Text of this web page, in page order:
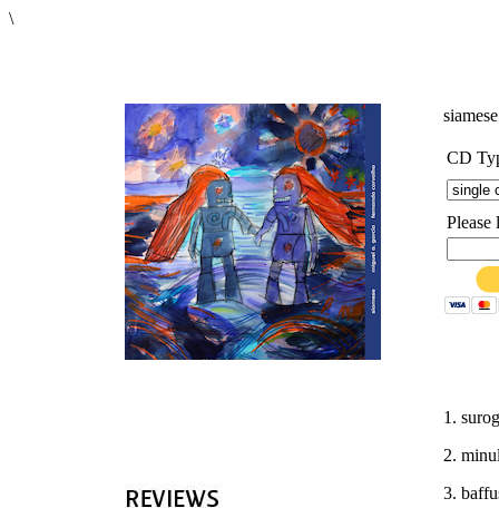
\
CD
1.
2.
3.